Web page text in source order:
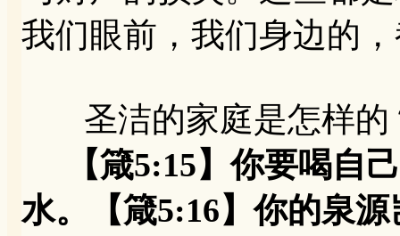
我们眼前，我们身边的
圣洁的家庭是怎样的
【箴5:15】你要喝自
水。【箴5:16】你的泉